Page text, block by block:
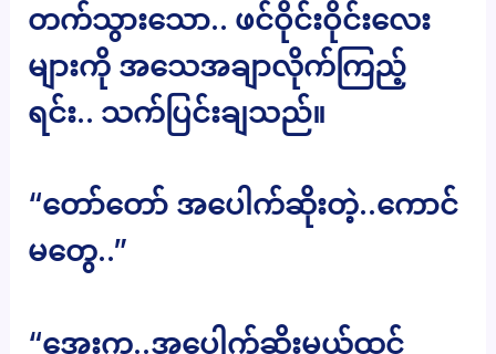
တက်သွားသော.. ဖင်ဝိုင်းဝိုင်းလေး
များကို အသေအချာလိုက်ကြည့်
ရင်း.. သက်ပြင်းချသည်။
“တော်တော် အပေါက်ဆိုးတဲ့..ကောင်
မတွေ..”
“အေးကွ..အပေါက်ဆိုးမယ်ထင်